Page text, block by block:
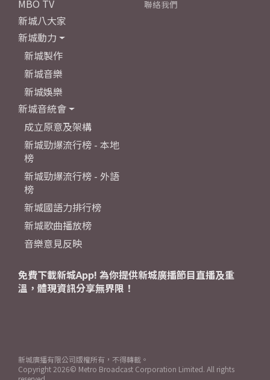
MBO TV
新城八大家
新城動力
新城製作
新城音樂
新城娛樂
新城音統會
成立原意及架構
新城勁爆流行榜 - 本地
榜
新城勁爆流行榜 - 外語
榜
新城國語力排行榜
新城歌曲播放榜
音樂意見反映
聯絡我們
免費下載新城App! 為你提供新城廣播節目直播及重
溫，體現資訊分享無界限！
新城廣播有限公司版權所有，不得轉載。
Copyright 2026© Metro Broadcast Corporation Limited. All rights